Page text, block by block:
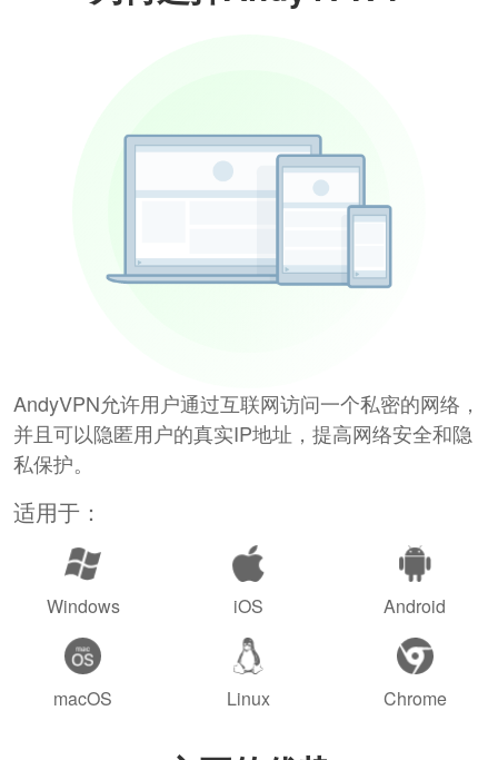
AndyVPN允许用户通过互联网访问一个私密的网络，
并且可以隐匿用户的真实IP地址，提高网络安全和隐
私保护。
适用于：
Windows iOS Android
macOS Linux Chrome